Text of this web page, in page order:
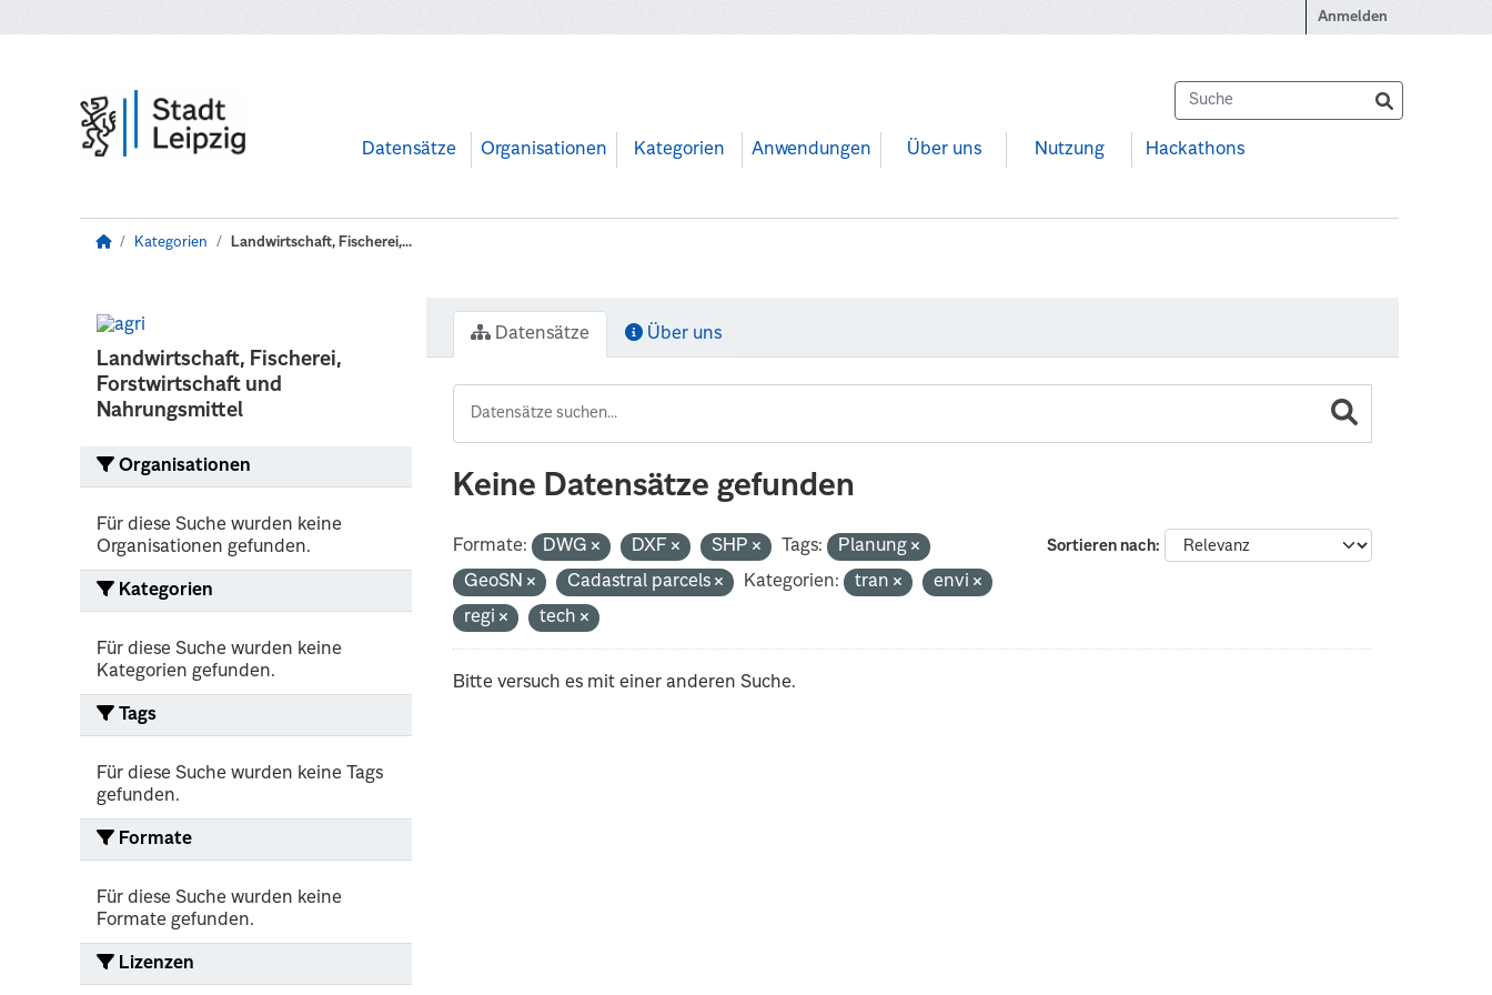
Anmelden
Datensätze Organisationen Kategorien Anwendungen Über uns Nutzung Hackathons
Kategorien Landwirtschaft, Fischerei,...
Landwirtschaft, Fischerei,
Forstwirtschaft und
Nahrungsmittel
Organisationen
Für diese Suche wurden keine
Organisationen gefunden.
Kategorien
Für diese Suche wurden keine
Kategorien gefunden.
Tags
Für diese Suche wurden keine Tags
gefunden.
Formate
Für diese Suche wurden keine
Formate gefunden.
Lizenzen
Datensätze Über uns
Keine Datensätze gefunden
Sortieren nach
Formate: DWG DXF SHP Tags:
Planung
GeoSN
Cadastral parcels Kategorien: tran
envi
regi
tech
Bitte versuch es mit einer anderen Suche.